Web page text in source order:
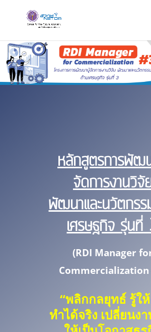
หลักสูตรการพัฒ
จัดการงานวิจั
พัฒนาและนวัตกร
เศรษฐกิจ รุ่น
(RDI Manager
Commercialization
“พลิกกลยุทธ์ รู้ใ
ทำได้จริง เปลี่ยนง